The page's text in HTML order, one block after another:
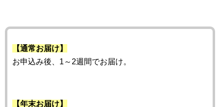
【通常お届け】
お申込み後、1～2週間でお届け。
【年末お届け】